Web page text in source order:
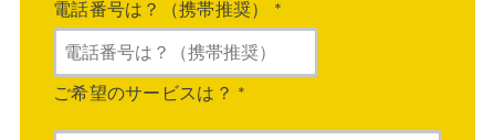
電話番号は？（携帯推奨） *
ご希望のサービスは？ *